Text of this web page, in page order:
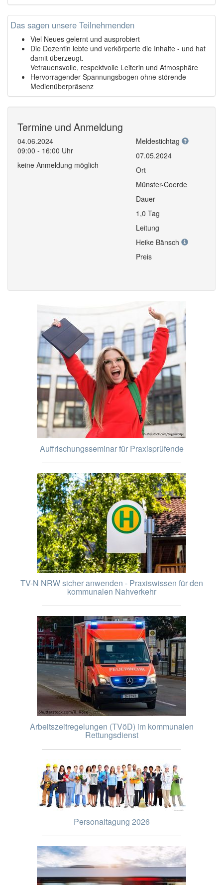
Das sagen unsere Teilnehmenden
Viel Neues gelernt und ausprobiert
Die Dozentin lebte und verkörperte die Inhalte - und hat
damit überzeugt.
Vetrauensvolle, respektvolle Leiterin und Atmosphäre
Hervorragender Spannungsbogen ohne störende
Medienüberpräsenz
Termine und Anmeldung
04.06.2024
09:00 - 16:00 Uhr
keine Anmeldung möglich
Meldestichtag
07.05.2024
Ort
Münster-Coerde
Dauer
1,0 Tag
Leitung
Heike Bänsch
Preis
Auffrischungsseminar für Praxisprüfende
TV-N NRW sicher anwenden - Praxiswissen für den
kommunalen Nahverkehr
Arbeitszeitregelungen (TVöD) im kommunalen
Rettungsdienst
Personaltagung 2026